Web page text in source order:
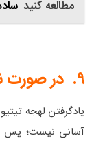
مطالعه کنید
9. در صورت نیاز کمک بگیرید
یادگرفتن لهجه
آسانی نیست؛ پس